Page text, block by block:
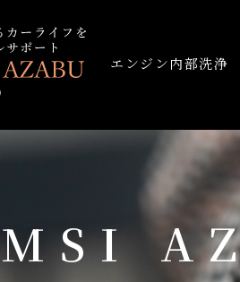
エンジン内部洗浄
MSI